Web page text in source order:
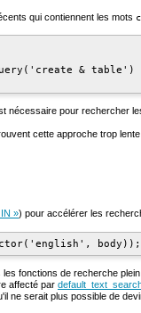
qui contiennent les mots
& table')
nécessaire pour rechercher
cette approche trop
») pour accélérer les
les fonctions de recherche
affecté par
ne serait plus possible de